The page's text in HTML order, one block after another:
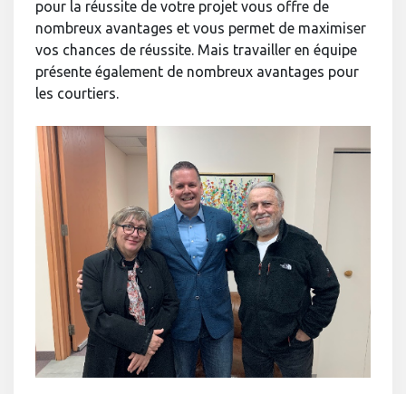
pour la réussite de votre projet vous offre de
nombreux avantages et vous permet de maximiser
vos chances de réussite. Mais travailler en équipe
présente également de nombreux avantages pour
les courtiers.